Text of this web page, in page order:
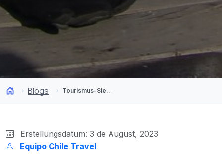
Blogs Tourismus-Siegel Santiago 2023: Wo und wie man die offiziellen touristischen Dienstleistungen in Anspruch nimmt
Erstellungsdatum: 3 de August, 2023
Equipo Chile Travel